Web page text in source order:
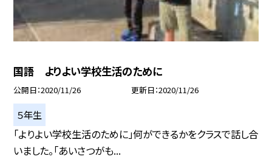
国語 よりよい学校生活のために
公開日 2020/11/26 更新日 2020/11/26
５年生
「よりよい学校生活のために」何ができるかをクラスで話し合
いました。「あいさつがも...